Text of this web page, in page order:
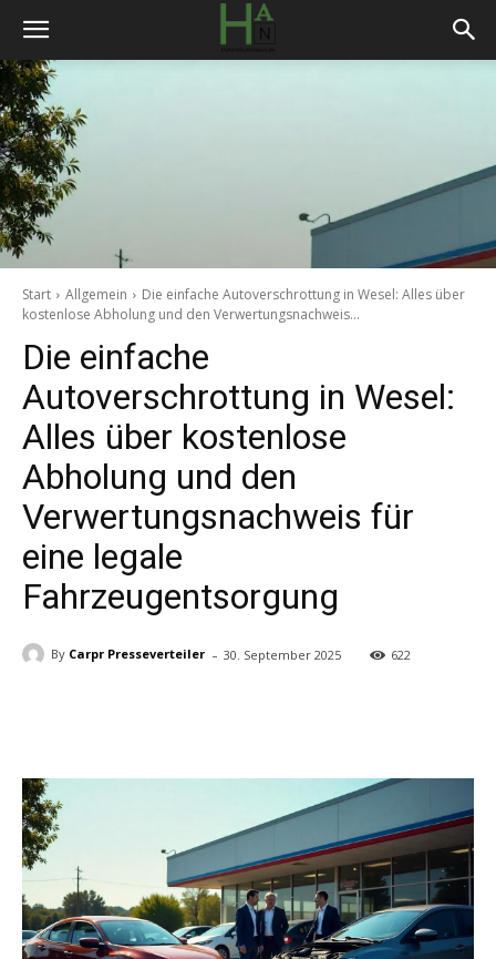
Start Allgemein
Die einfache Autoverschrottung in Wesel: Alles über
kostenlose Abholung und den Verwertungsnachweis...
Die einfache
Autoverschrottung in Wesel:
Alles über kostenlose
Abholung und den
Verwertungsnachweis für
eine legale
Fahrzeugentsorgung
By Carpr Presseverteiler - 30. September 2025 622